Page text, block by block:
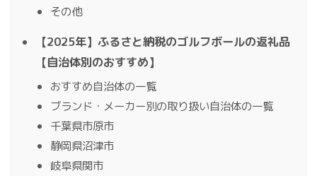
その他
【2025年】ふるさと納税のゴルフボールの返礼品
【自治体別のおすすめ】
おすすめ自治体の一覧
ブランド・メーカー別の取り扱い自治体の一覧
千葉県市原市
静岡県沼津市
岐阜県関市